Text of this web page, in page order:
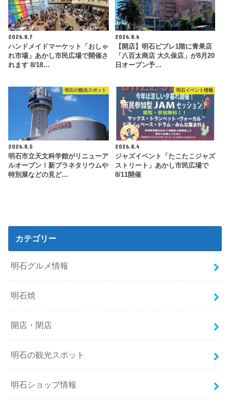
2026.8.7
ハンドメイドマーケット「おしゃ
れ市場」あかし市民広場で開催さ
れます 8/18…
2026.8.6
【開店】明石ビブレ1階に青果店
「八百太商店 大久保店」が8月20
日オープン予…
明石の観光スポット
2026.8.5
明石市立天文科学館がリニューア
ルオープン！新プラネタリウムや
特別展などの見ど…
明石イベント情報
2026.8.4
ジャズイベント「たこたこジャズ
ストリート」あかし市民広場で
8/11開催
カテゴリー
明石グルメ情報
明石焼
開店・閉店
明石の観光スポット
明石ショップ情報